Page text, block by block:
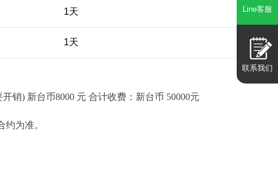
1天
1天
销) 新台币8000 元 合计收费：新台币 50000元
为准。
Line客服
联系我们